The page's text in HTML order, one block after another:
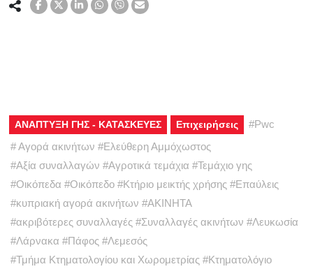
ΑΝΑΠΤΥΞΗ ΓΗΣ - ΚΑΤΑΣΚΕΥΕΣ Επιχειρήσεις #Pwc
#Αγορά ακινήτων #Ελεύθερη Αμμόχωστος
#Αξία συναλλαγών #Αγροτικά τεμάχια #Τεμάχιο γης
#Οικόπεδα #Οικόπεδο #Κτήριο μεικτής χρήσης #Επαύλεις
#κυπριακή αγορά ακινήτων #ΑΚΙΝΗΤΑ
#ακριβότερες συναλλαγές #Συναλλαγές ακινήτων #Λευκωσία
#Λάρνακα #Πάφος #Λεμεσός
#Τμήμα Κτηματολογίου και Χωρομετρίας #Κτηματολόγιο